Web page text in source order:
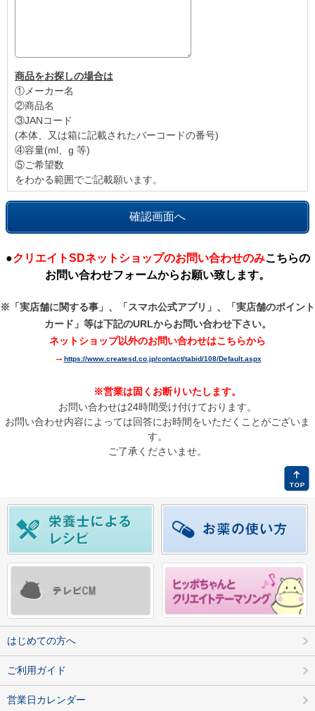
商品をお探しの場合は
①メーカー名
②商品名
③JANコード
(本体、又は箱に記載されたバーコードの番号)
④容量(ml、g 等)
⑤ご希望数
をわかる範囲でご記載願います。
●クリエイトSDネットショップのお問い合わせのみこちらの
お問い合わせフォームからお願い致します。
※「実店舗に関する事」、「スマホ公式アプリ」、「実店舗のポイント
カード」等は下記のURLからお問い合わせ下さい。
ネットショップ以外のお問い合わせはこちらから
→ https://www.createsd.co.jp/contact/tabid/108/Default.aspx
※営業は固くお断りいたします。
お問い合わせは24時間受け付けております。
お問い合わせ内容によっては回答にお時間をいただくことがございま
す。
ご了承くださいませ。
はじめての方へ
ご利用ガイド
営業日カレンダー